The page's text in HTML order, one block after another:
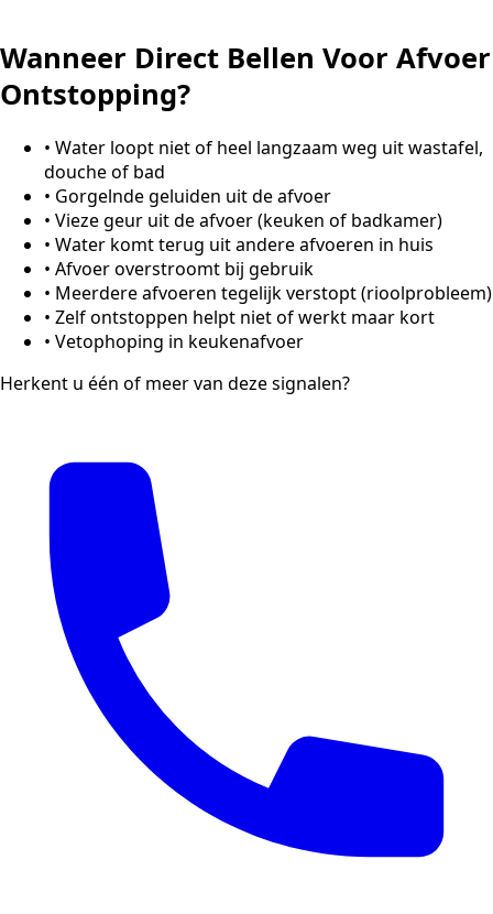
Wanneer Direct Bellen Voor Afvoer
Ontstopping?
• Water loopt niet of heel langzaam weg uit wastafel,
douche of bad
• Gorgelnde geluiden uit de afvoer
• Vieze geur uit de afvoer (keuken of badkamer)
• Water komt terug uit andere afvoeren in huis
• Afvoer overstroomt bij gebruik
• Meerdere afvoeren tegelijk verstopt (rioolprobleem)
• Zelf ontstoppen helpt niet of werkt maar kort
• Vetophoping in keukenafvoer
Herkent u één of meer van deze signalen?